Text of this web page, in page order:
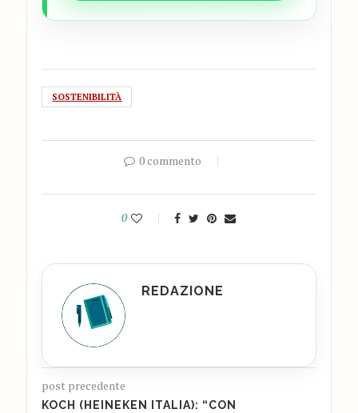
SOSTENIBILITÀ
0 commento
0
REDAZIONE
post precedente
KOCH (HEINEKEN ITALIA): “CON